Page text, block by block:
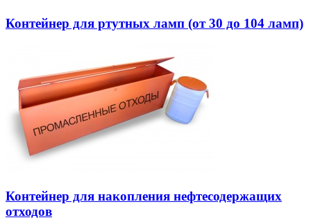
Контейнер для ртутных ламп (от 30 до 104 ламп)
Контейнер для накопления нефтесодержащих
отходов